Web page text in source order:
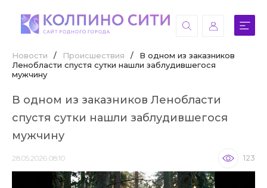
Новости / Происшествия /
В одном из заказников
Ленобласти спустя сутки нашли заблудившегося
мужчину
В одном из заказников Ленобласти
спустя сутки нашли заблудившегося
мужчину
28.05.2026 08:10 123